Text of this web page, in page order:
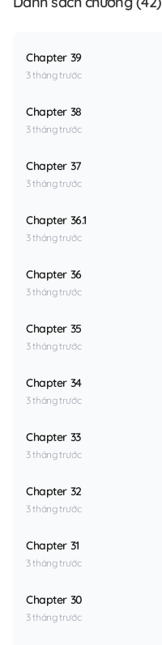
Chapter 39
3 tháng trước
Chapter 38
3 tháng trước
Chapter 37
3 tháng trước
Chapter 36.1
3 tháng trước
Chapter 36
3 tháng trước
Chapter 35
3 tháng trước
Chapter 34
3 tháng trước
Chapter 33
3 tháng trước
Chapter 32
3 tháng trước
Chapter 31
3 tháng trước
Chapter 30
3 tháng trước